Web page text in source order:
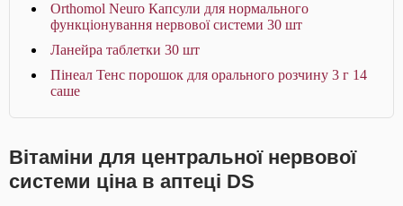
Orthomol Neuro Капсули для нормального
функціонування нервової системи 30 шт
Ланейра таблетки 30 шт
Пінеал Тенс порошок для орального розчину 3 г 14
саше
Вітаміни для центральної нервової
системи ціна в аптеці DS